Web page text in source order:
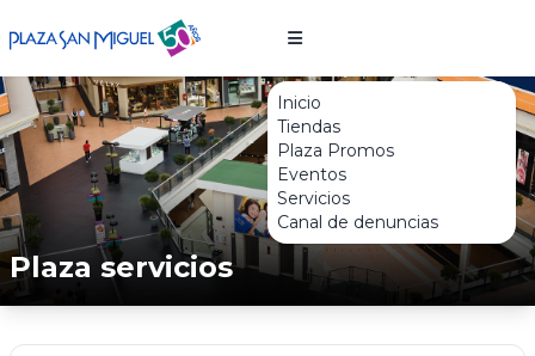
Inicio
Tiendas
Plaza Promos
Eventos
Servicios
Canal de denuncias
Plaza servicios